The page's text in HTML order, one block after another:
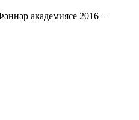
академиясе 2016 –